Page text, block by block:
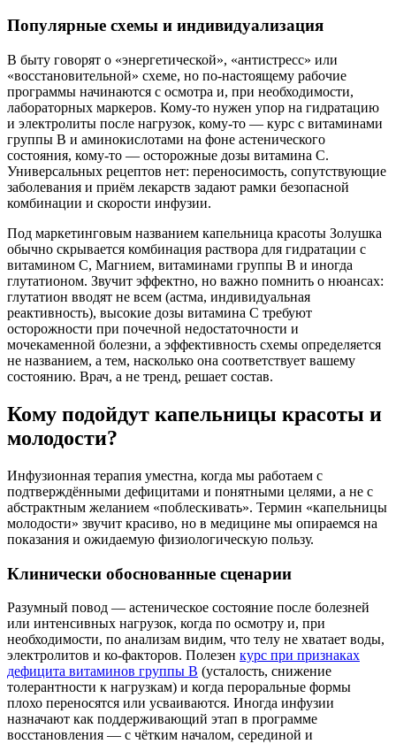
Популярные схемы и индивидуализация
В быту говорят о «энергетической», «антистресс» или
«восстановительной» схеме, но по-настоящему рабочие
программы начинаются с осмотра и, при необходимости,
лабораторных маркеров. Кому-то нужен упор на гидратацию
и электролиты после нагрузок, кому-то — курс с витаминами
группы B и аминокислотами на фоне астенического
состояния, кому-то — осторожные дозы витамина C.
Универсальных рецептов нет: переносимость, сопутствующие
заболевания и приём лекарств задают рамки безопасной
комбинации и скорости инфузии.
Под маркетинговым названием капельница красоты Золушка
обычно скрывается комбинация раствора для гидратации с
витамином C, Магнием, витаминами группы B и иногда
глутатионом. Звучит эффектно, но важно помнить о нюансах:
глутатион вводят не всем (астма, индивидуальная
реактивность), высокие дозы витамина C требуют
осторожности при почечной недостаточности и
мочекаменной болезни, а эффективность схемы определяется
не названием, а тем, насколько она соответствует вашему
состоянию. Врач, а не тренд, решает состав.
Кому подойдут капельницы красоты и
молодости?
Инфузионная терапия уместна, когда мы работаем с
подтверждёнными дефицитами и понятными целями, а не с
абстрактным желанием «поблескивать». Термин «капельницы
молодости» звучит красиво, но в медицине мы опираемся на
показания и ожидаемую физиологическую пользу.
Клинически обоснованные сценарии
Разумный повод — астеническое состояние после болезней
или интенсивных нагрузок, когда по осмотру и, при
необходимости, по анализам видим, что телу не хватает воды,
электролитов и ко-факторов. Полезен курс при признаках
дефицита витаминов группы B (усталость, снижение
толерантности к нагрузкам) и когда пероральные формы
плохо переносятся или усваиваются. Иногда инфузии
назначают как поддерживающий этап в программе
восстановления — с чётким началом, серединой и